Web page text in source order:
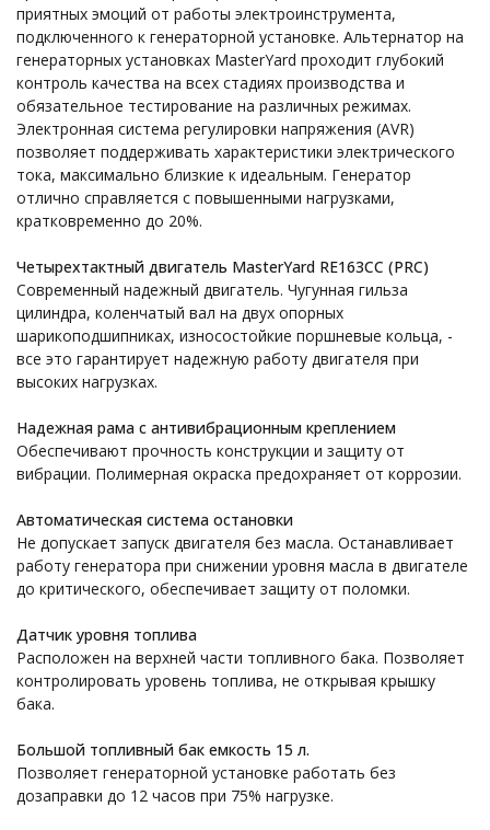
приятных эмоций от работы электроинструмента,
подключенного к генераторной установке. Альтернатор на
генераторных установках MasterYard проходит глубокий
контроль качества на всех стадиях производства и
обязательное тестирование на различных режимах.
Электронная система регулировки напряжения (AVR)
позволяет поддерживать характеристики электрического
тока, максимально близкие к идеальным. Генератор
отлично справляется с повышенными нагрузками,
кратковременно до 20%.
Четырехтактный двигатель MasterYard RE163CC (PRC)
Современный надежный двигатель. Чугунная гильза
цилиндра, коленчатый вал на двух опорных
шарикоподшипниках, износостойкие поршневые кольца, -
все это гарантирует надежную работу двигателя при
высоких нагрузках.
Надежная рама с антивибрационным креплением
Обеспечивают прочность конструкции и защиту от
вибрации. Полимерная окраска предохраняет от коррозии.
Автоматическая система остановки
Не допускает запуск двигателя без масла. Останавливает
работу генератора при снижении уровня масла в двигателе
до критического, обеспечивает защиту от поломки.
Датчик уровня топлива
Расположен на верхней части топливного бака. Позволяет
контролировать уровень топлива, не открывая крышку
бака.
Большой топливный бак емкость 15 л.
Позволяет генераторной установке работать без
дозаправки до 12 часов при 75% нагрузке.